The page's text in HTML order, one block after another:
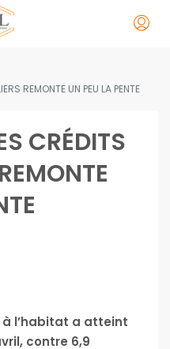
REMONTE UN PEU LA PENTE
CRÉDITS
l’habitat a atteint
contre 6,9